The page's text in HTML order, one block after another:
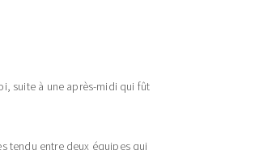
suite à une après-midi qui fût
tendu entre deux équipes qui